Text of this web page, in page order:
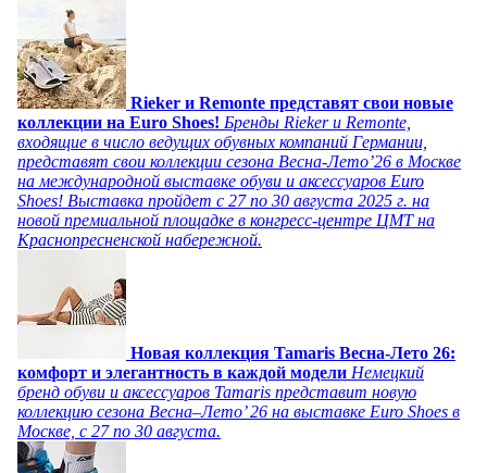
Rieker и Remonte представят свои новые
коллекции на Euro Shoes! Бренды Rieker и Remonte,
входящие в число ведущих обувных компаний Германии,
представят свои коллекции сезона Весна-Лето’26 в Москве
на международной выставке обуви и аксессуаров Euro
Shoes! Выставка пройдет c 27 по 30 августа 2025 г. на
новой премиальной площадке в конгресс-центре ЦМТ на
Краснопресненской набережной.
Новая коллекция Tamaris Весна-Лето 26:
комфорт и элегантность в каждой модели Немецкий
бренд обуви и аксессуаров Tamaris представит новую
коллекцию сезона Весна–Лето’ 26 на выставке Euro Shoes в
Москве, с 27 по 30 августа.